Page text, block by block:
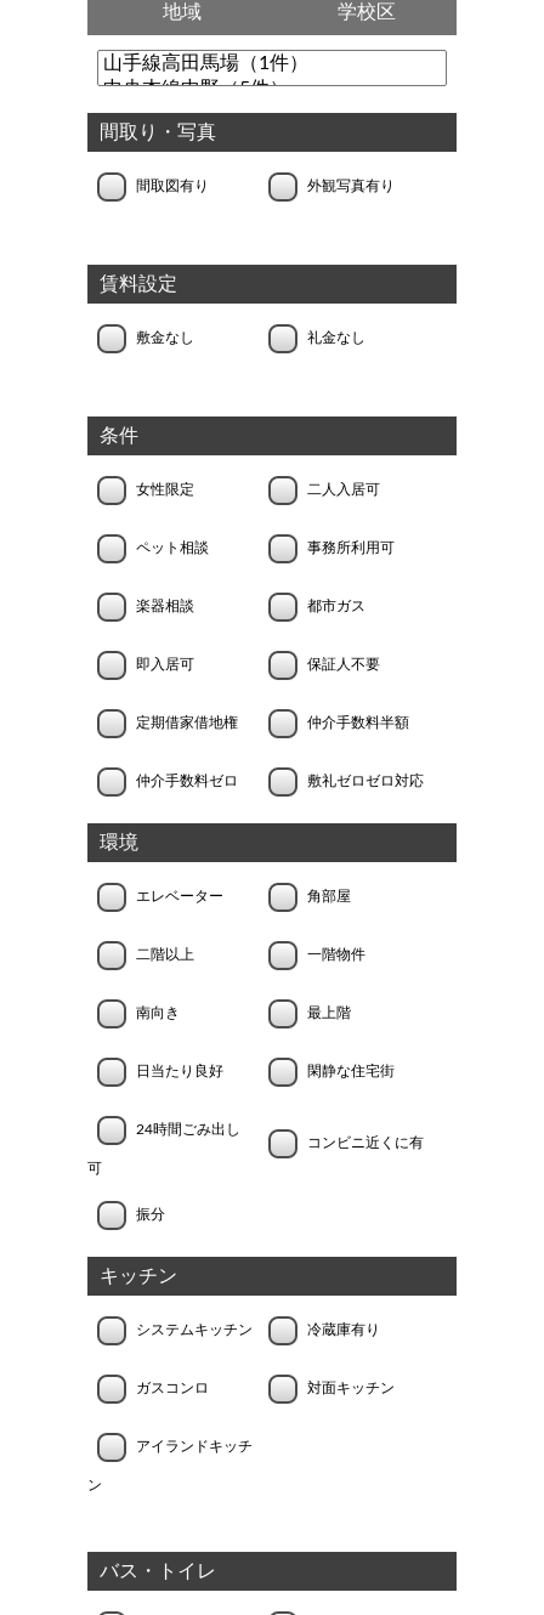
地域 学校区
間取り・写真
間取図有り 外観写真有り
賃料設定
敷金なし 礼金なし
条件
女性限定 二人入居可
ペット相談 事務所利用可
楽器相談 都市ガス
即入居可 保証人不要
定期借家借地権 仲介手数料半額
仲介手数料ゼロ 敷礼ゼロゼロ対応
環境
エレベーター 角部屋
二階以上 一階物件
南向き 最上階
日当たり良好 閑静な住宅街
24時間ごみ出し
可
コンビニ近くに有
振分
キッチン
システムキッチン 冷蔵庫有り
ガスコンロ 対面キッチン
アイランドキッチ
ン
バス・トイレ